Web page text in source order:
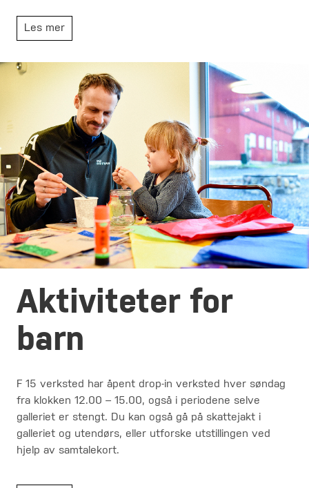
Les mer
Aktiviteter for
barn
F 15 verksted har åpent drop-in verksted hver søndag
fra klokken 12.00 – 15.00, også i periodene selve
galleriet er stengt. Du kan også gå på skattejakt i
galleriet og utendørs, eller utforske utstillingen ved
hjelp av samtalekort.